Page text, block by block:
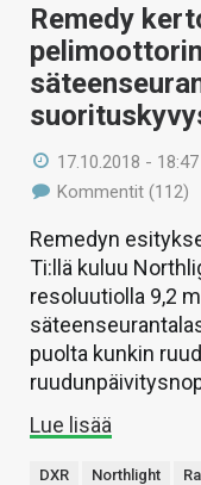
Remedy
17.10.2018 - 18:47
Kommentit (112)
Remedyn
Ti:llä kuluu
resoluutiolla 9,2
puolta kunkin
Lue lisää
DXR Northlight